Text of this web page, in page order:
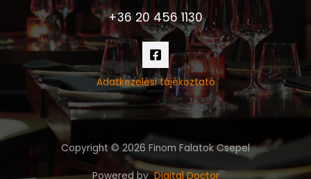
+36 20 456 1130
Adatkezelési tájékoztató
Copyright © 2026 Finom Falatok Csepel
Powered byDigital Doctor